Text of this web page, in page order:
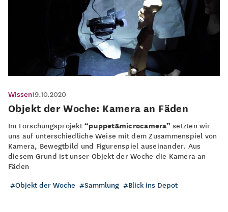
Wissen19.10.2020
Objekt der Woche: Kamera an Fäden
Im Forschungsprojekt“puppet&microcamera”setzten wir
uns auf unterschiedliche Weise mit dem Zusammenspiel von
Kamera, Bewegtbild und Figurenspiel auseinander. Aus
diesem Grund ist unser Objekt der Woche die Kamera an
Fäden
Objekt der Woche
Sammlung Blick ins Depot